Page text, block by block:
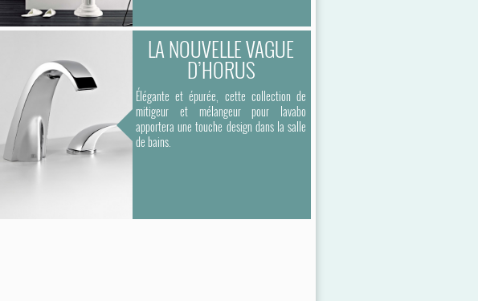
LA NOUVELLE VAGUE
D’HORUS
Élégante et épurée, cette collection de
mitigeur et mélangeur pour lavabo
apportera une touche design dans la salle
de bains.